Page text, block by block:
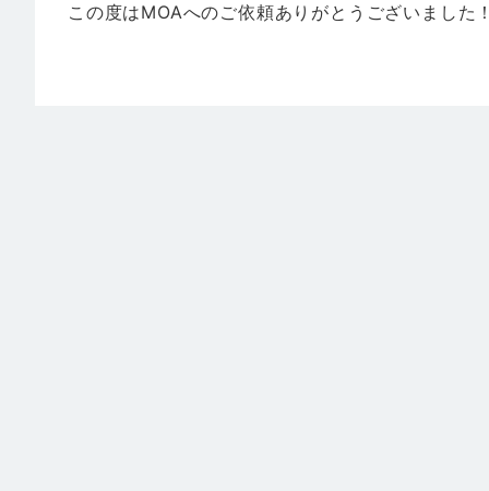
この度はMOAへのご依頼ありがとうございました